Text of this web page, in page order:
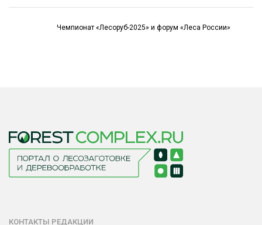
Чемпионат «Лесоруб-2025» и форум «Леса России»
КОНТАКТЫ РЕДАКЦИИ